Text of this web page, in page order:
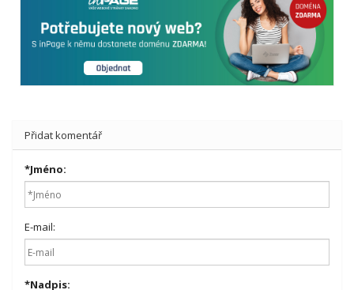
Přidat komentář
*Jméno:
E-mail:
*Nadpis: